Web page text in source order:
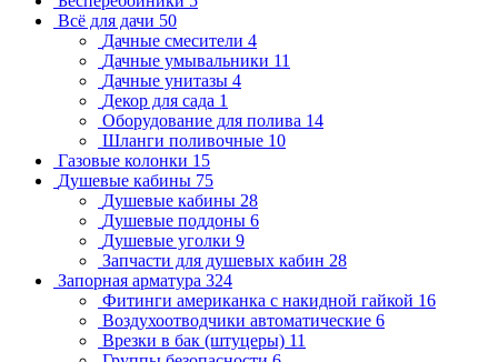
Всё для дачи 50
Дачные смесители 4
Дачные умывальники 11
Дачные унитазы 4
Декор для сада 1
Оборудование для полива 14
Шланги поливочные 10
Газовые колонки 15
Душевые кабины 75
Душевые кабины 28
Душевые поддоны 6
Душевые уголки 9
Запчасти для душевых кабин 28
Запорная арматура 324
Фитинги американка с накидной гайкой 16
Воздухоотводчики автоматические 6
Врезки в бак (штуцеры) 11